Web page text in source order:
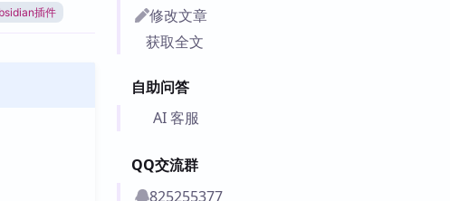
插件
Zettelkasten 实践示例
修改文章
获取全文
自助问答
AI 客服
QQ交流群
825255377
插件